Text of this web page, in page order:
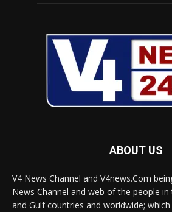
ABOUT US
V4 News Channel and V4news.Com
News Channel and web of the people
and Gulf countries and worldwide;